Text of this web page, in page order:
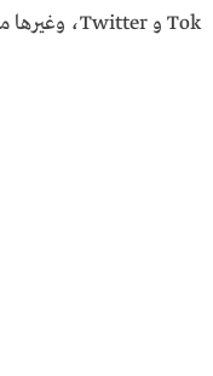
Tok و Twitter، وغيرها من التطبيقات المتنوعة.